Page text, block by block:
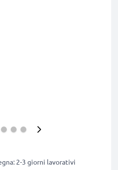
2-3 giorni lavorativi